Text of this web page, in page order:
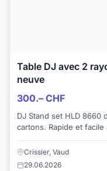
Table DJ avec 2
neuve
300.– CHF
DJ Stand set HLD 8660
cartons. Rapide et
compris sac de
Crissier, Vaud
29.06.2026